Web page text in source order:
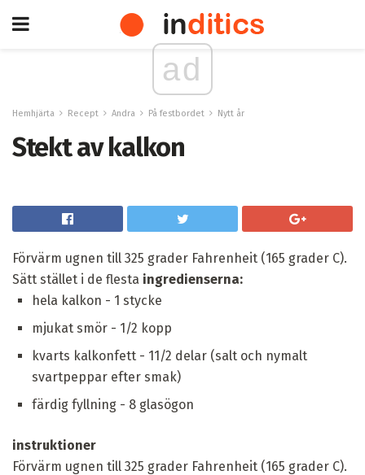
ad
Hemhjärta Recept Andra På festbordet Nytt år
Stekt av kalkon
Förvärm ugnen till 325 grader Fahrenheit (165 grader C).
Sätt stället i de flesta ingredienserna:
hela kalkon - 1 stycke
mjukat smör - 1/2 kopp
kvarts kalkonfett - 11/2 delar (salt och nymalt
svartpeppar efter smak)
färdig fyllning - 8 glasögon
instruktioner
Förvärm ugnen till 325 grader Fahrenheit (165 grader C).